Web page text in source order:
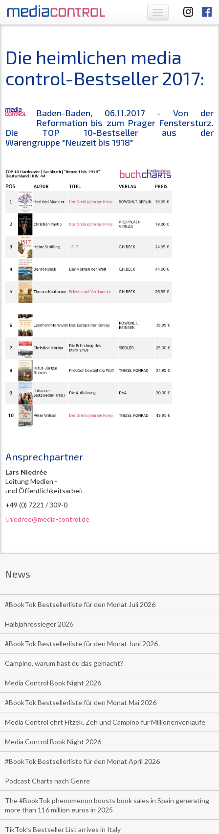
Toggle
navigation
Die heimlichen media
control-Bestseller 2017:
Baden-Baden, 06.11.2017 - Von der
Reformation bis zum Prager Fenstersturz.
Die TOP 10-Bestseller aus der
Warengruppe "Neuzeit bis 1918"
Ansprechpartner
Lars Niedrée
Leitung Medien -
und Öffentlichkeitsarbeit
+49 (0) 7221 / 309-0
l.niedree@media-control.de
News
#BookTok Bestsellerliste für den Monat Juli 2026
Halbjahressieger 2026
#BookTok Bestsellerliste für den Monat Juni 2026
Campino, warum hast du das gemacht?
Media Control Book Night 2026
#BookTok Bestsellerliste für den Monat Mai 2026
Media Control ehrt Fitzek, Zeh und Campino für Millionenverkäufe
Media Control Book Night 2026
#BookTok Bestsellerliste für den Monat April 2026
Podcast Charts nach Genre
The #BookTok phenomenon boosts book sales in Spain generating
more than 116 million euros in 2025
TikTok’s Bestseller List arrives in Italy